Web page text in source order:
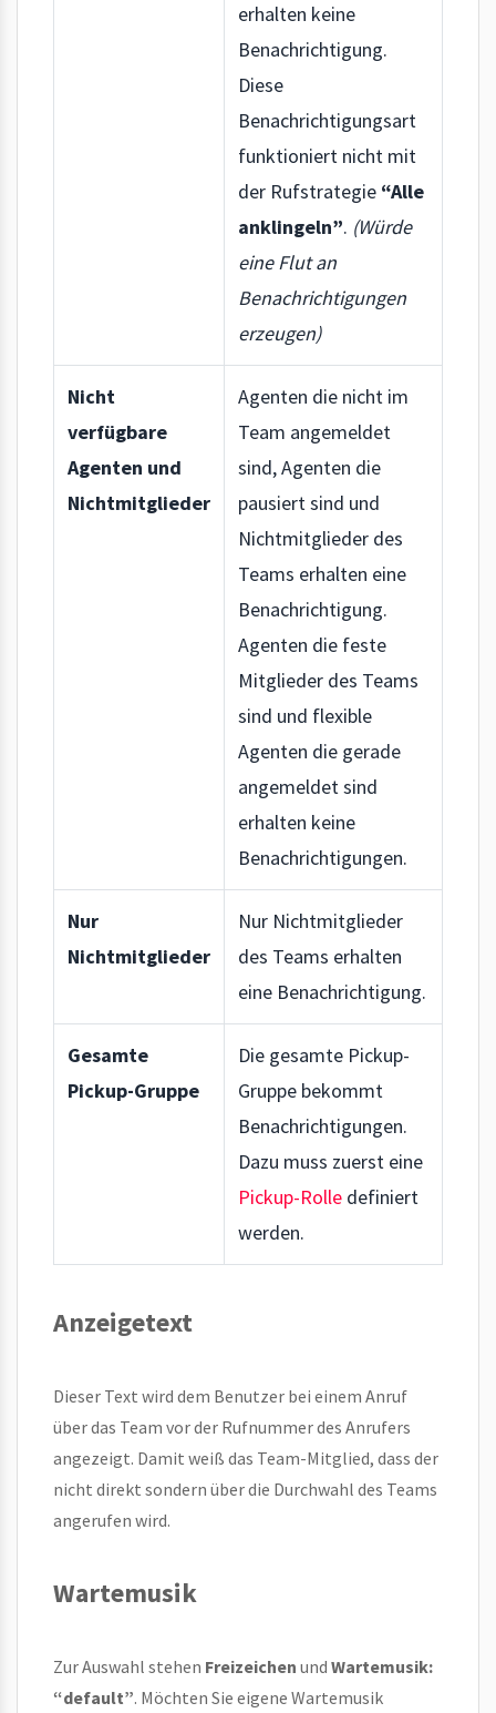
erhalten keine
Benachrichtigung.
Diese
Benachrichtigungsart
funktioniert nicht mit
der Rufstrategie “Alle
anklingeln”. (Würde
eine Flut an
Benachrichtigungen
erzeugen)
Nicht
verfügbare
Agenten und
Nichtmitglieder
Agenten die nicht im
Team angemeldet
sind, Agenten die
pausiert sind und
Nichtmitglieder des
Teams erhalten eine
Benachrichtigung.
Agenten die feste
Mitglieder des Teams
sind und flexible
Agenten die gerade
angemeldet sind
erhalten keine
Benachrichtigungen.
Nur
Nichtmitglieder
Nur Nichtmitglieder
des Teams erhalten
eine Benachrichtigung.
Gesamte
Pickup-Gruppe
Die gesamte Pickup-
Gruppe bekommt
Benachrichtigungen.
Dazu muss zuerst eine
Pickup-Rolle definiert
werden.
Anzeigetext
Dieser Text wird dem Benutzer bei einem Anruf
über das Team vor der Rufnummer des Anrufers
angezeigt. Damit weiß das Team-Mitglied, dass der
nicht direkt sondern über die Durchwahl des Teams
angerufen wird.
Wartemusik
Zur Auswahl stehen Freizeichen und Wartemusik:
“default”. Möchten Sie eigene Wartemusik